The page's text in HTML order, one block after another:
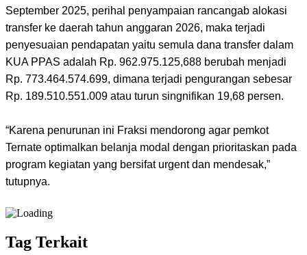
September 2025, perihal penyampaian rancangab alokasi
transfer ke daerah tahun anggaran 2026, maka terjadi
penyesuaian pendapatan yaitu semula dana transfer dalam
KUA PPAS adalah Rp. 962.975.125,688 berubah menjadi
Rp. 773.464.574.699, dimana terjadi pengurangan sebesar
Rp. 189.510.551.009 atau turun singnifikan 19,68 persen.
“Karena penurunan ini Fraksi mendorong agar pemkot
Ternate optimalkan belanja modal dengan prioritaskan pada
program kegiatan yang bersifat urgent dan mendesak,”
tutupnya.
Tag Terkait